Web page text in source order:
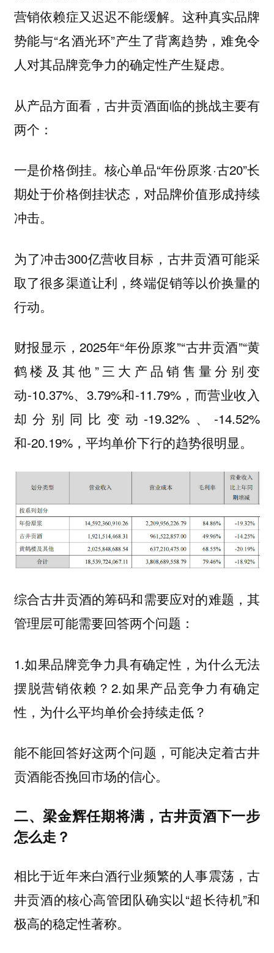
营销依赖症又迟迟不能缓解。这种真实品牌
势能与“名酒光环”产生了背离趋势，难免令
人对其品牌竞争力的确定性产生疑虑。
从产品方面看，古井贡酒面临的挑战主要有
两个：
一是价格倒挂。核心单品“年份原浆·古20”长
期处于价格倒挂状态，对品牌价值形成持续
冲击。
为了冲击300亿营收目标，古井贡酒可能采
取了很多渠道让利，终端促销等以价换量的
行动。
财报显示，2025年“年份原浆”“古井贡酒”“黄
鹤楼及其他”三大产品销售量分别变
动-10.37%、3.79%和-11.79%，而营业收入
却分别同比变动-19.32%、-14.52%
和-20.19%，平均单价下行的趋势很明显。
综合古井贡酒的筹码和需要应对的难题，其
管理层可能需要回答两个问题：
1.如果品牌竞争力具有确定性，为什么无法
摆脱营销依赖？2.如果产品竞争力有确定
性，为什么平均单价会持续走低？
能不能回答好这两个问题，可能决定着古井
贡酒能否挽回市场的信心。
二、梁金辉任期将满，古井贡酒下一步
怎么走？
相比于近年来白酒行业频繁的人事震荡，古
井贡酒的核心高管团队确实以“超长待机”和
极高的稳定性著称。